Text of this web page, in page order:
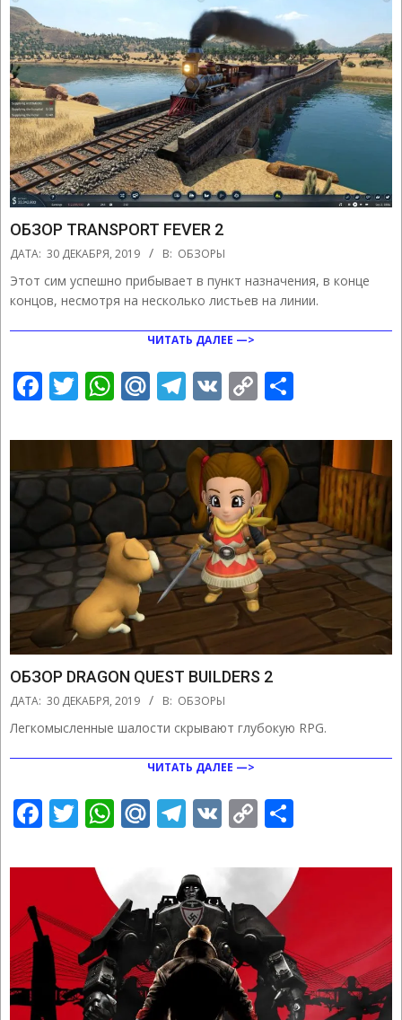
ОБЗОР TRANSPORT FEVER 2
2019-
30
ДАТА: 30 ДЕКАБРЯ, 2019 В: ОБЗОРЫ
Этот сим успешно прибывает в пункт назначения, в конце
концов, несмотря на несколько листьев на линии.
ЧИТАТЬ ДАЛЕЕ —>
Facebook
Twitter
WhatsApp
Mail.Ru
Telegram
VK Copy
ОБЗОР DRAGON QUEST BUILDERS 2
2019-
30
ДАТА: 30 ДЕКАБРЯ, 2019 В: ОБЗОРЫ
Легкомысленные шалости скрывают глубокую RPG.
ЧИТАТЬ ДАЛЕЕ —>
Facebook
Twitter
WhatsApp
Mail.Ru
Telegram
VK Copy